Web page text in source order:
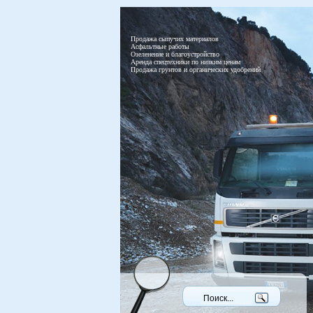
Продажа сыпучих материалов
Асфальтные работы
Озеленение и благоустройство
Аренда спецтехники по низким ценам
Продажа грунтов и органических удобрений